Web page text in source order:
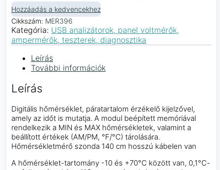
Hozzáadás a kedvencekhez
Cikkszám: MER396
Kategória: USB analizátorok, panel voltmérők,
ampermérők, teszterek, diagnosztika
Leírás
További információk
Leírás
Digitális hőmérséklet, páratartalom érzékelő kijelzővel,
amely az időt is mutatja. A modul beépített memóriával
rendelkezik a MIN és MAX hőmérsékletek, valamint a
beállított értékek (AM/PM, °F/°C) tárolására.
Hőmérsékletmérő szonda 140 cm hosszú kábelen van
A hőmérséklet-tartomány -10 és +70°C között van, 0,1°C-